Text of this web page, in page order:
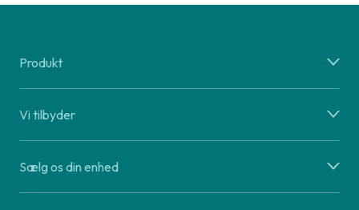
Produkt
Vi tilbyder
Sælg os din enhed